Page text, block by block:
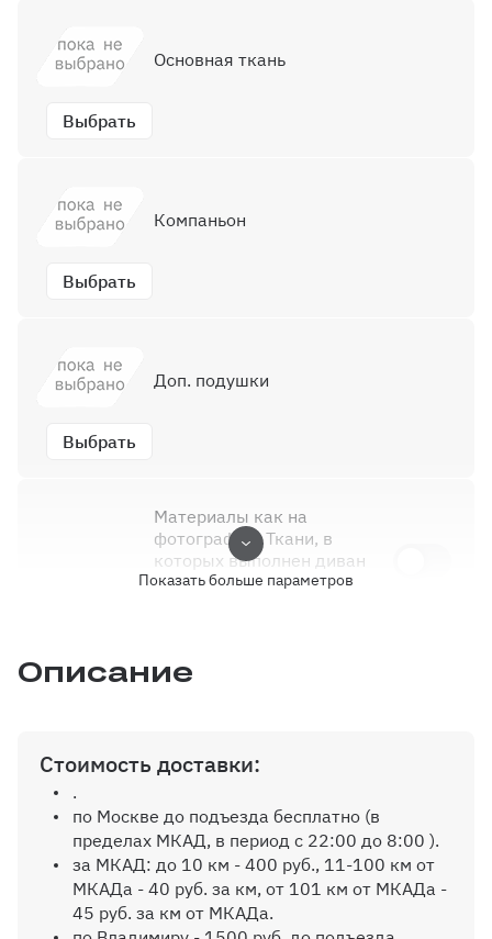
Выбрать
Основная ткань
Выбрать
Компаньон
Выбрать
Доп. подушки
Материалы как на
фотографии: Ткани, в
которых выполнен диван
на фото, сняты с
0 ₽
Наполнитель дивана:
Пенополиуретан ППУ
3000 ₽
Показать больше параметров
Описание
Стоимость доставки:
.
по Москве до подъезда бесплатно (в
пределах МКАД, в период с 22:00 до 8:00 ).
за МКАД: до 10 км - 400 руб., 11-100 км от
МКАДа - 40 руб. за км, от 101 км от МКАДа -
45 руб. за км от МКАДа.